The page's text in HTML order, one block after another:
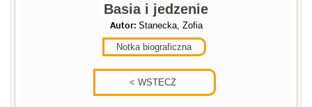
Basia i jedzenie
Autor: Stanecka, Zofia
Notka biograficzna